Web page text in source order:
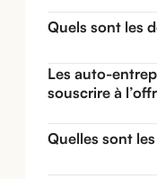
Quels sont les
Les auto-
souscrire à
Quelles sont